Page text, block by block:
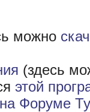
можно
(здесь
этой
Форуме